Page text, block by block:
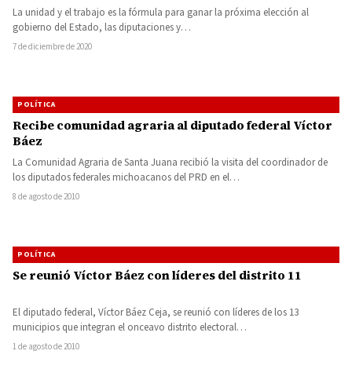
La unidad y el trabajo es la fórmula para ganar la próxima elección al
gobierno del Estado, las diputaciones y…
7 de diciembre de 2020
POLÍTICA
Recibe comunidad agraria al diputado federal Víctor
Báez
La Comunidad Agraria de Santa Juana recibió la visita del coordinador de
los diputados federales michoacanos del PRD en el…
8 de agosto de 2010
POLÍTICA
Se reunió Víctor Báez con líderes del distrito 11
El diputado federal, Víctor Báez Ceja, se reunió con líderes de los 13
municipios que integran el onceavo distrito electoral…
1 de agosto de 2010